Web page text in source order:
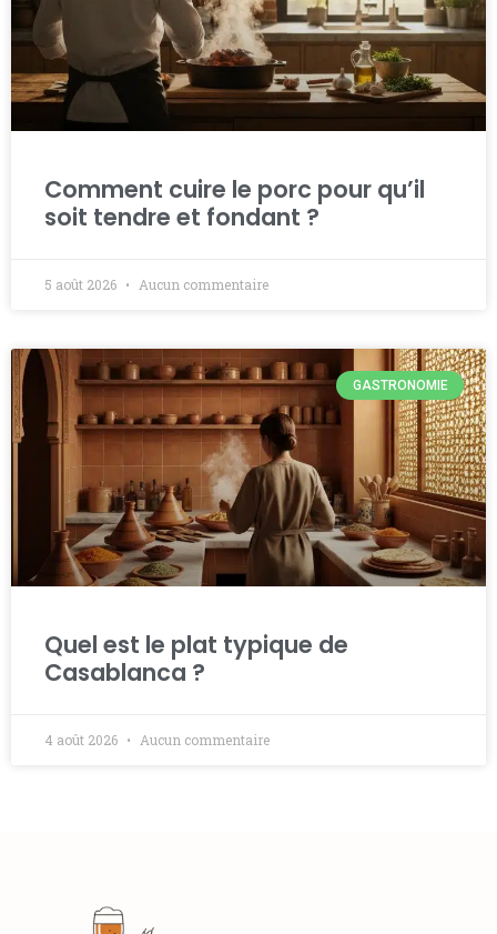
Comment cuire le porc pour qu’il
soit tendre et fondant ?
5 août 2026 Aucun commentaire
GASTRONOMIE
Quel est le plat typique de
Casablanca ?
4 août 2026 Aucun commentaire